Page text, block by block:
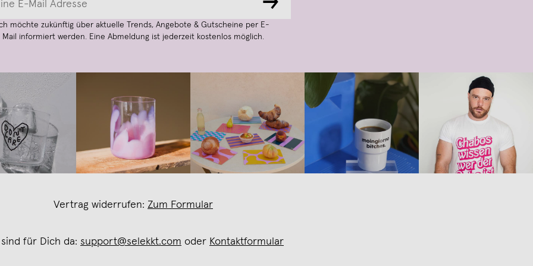
möchte zukünftig über aktuelle Trends, Angebote & Gutscheine per E-
Mail informiert werden. Eine Abmeldung ist jederzeit kostenlos möglich.
Vertrag widerrufen: Zum Formular
für Dich da: support@selekkt.com oder Kontaktformular